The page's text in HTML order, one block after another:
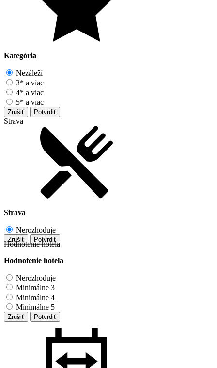
Kategória
Nezáleží
3* a viac
4* a viac
5* a viac
Zrušiť Potvrdiť
Strava
Strava
Nerozhoduje
Zrušiť Potvrdiť
Hodnotenie hotela
Hodnotenie hotela
Nerozhoduje
Minimálne 3
Minimálne 4
Minimálne 5
Zrušiť Potvrdiť